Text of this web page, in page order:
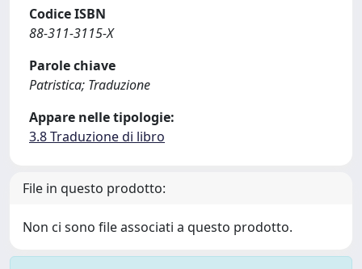
Codice ISBN
88-311-3115-X
Parole chiave
Patristica; Traduzione
Appare nelle tipologie:
3.8 Traduzione di libro
File in questo prodotto:
Non ci sono file associati a questo prodotto.